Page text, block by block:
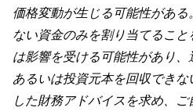
価格変動が生じる可能性があ
ない資金のみを割り当てるこ
は影響を受ける可能性があり、
あるいは投資元本を回収でき
した財務アドバイスを求め、